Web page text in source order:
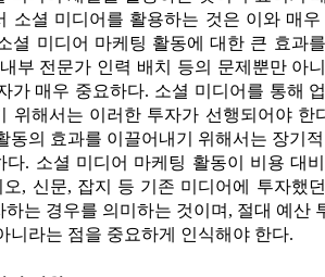
소셜 미디어를 활용하는 것은 이와 매
셜 미디어 마케팅 활동에 대한 큰 효과
부 전문가 인력 배치 등의 문제뿐만 아
가 매우 중요하다. 소셜 미디어를 통해
위해서는 이러한 투자가 선행되어야 한
동의 효과를 이끌어내기 위해서는 장기
다. 소셜 미디어 마케팅 활동이 비용 대
오, 신문, 잡지 등 기존 미디어에 투자했
하는 경우를 의미하는 것이며, 절대 예산
니라는 점을 중요하게 인식해야 한다.